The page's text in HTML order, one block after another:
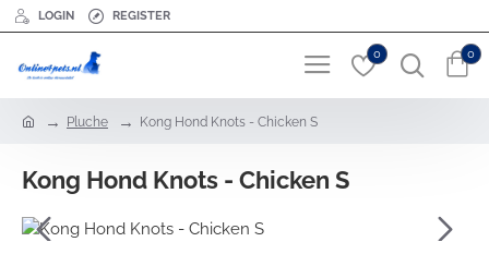
LOGIN REGISTER
0 0
e
Pluche Kong Hond Knots - Chicken S
Kong Hond Knots - Chicken S